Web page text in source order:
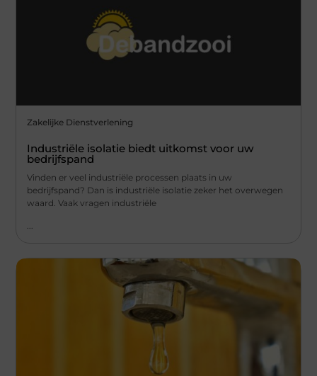
Zakelijke Dienstverlening
Industriële isolatie biedt uitkomst voor uw
bedrijfspand
Vinden er veel industriële processen plaats in uw
bedrijfspand? Dan is industriële isolatie zeker het overwegen
waard. Vaak vragen industriële
...